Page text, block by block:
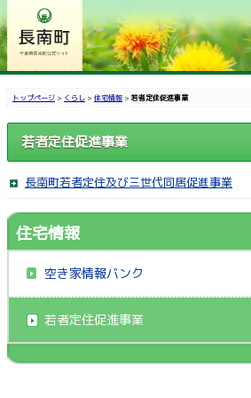
トップページ > くらし > 住宅情報 > 若者定住促進事業
若者定住促進事業
長南町若者定住及び三世代同居促進事業
住宅情報
空き家情報バンク
若者定住促進事業